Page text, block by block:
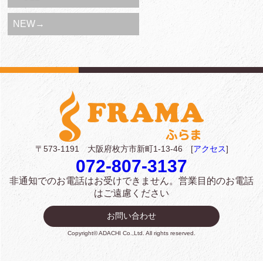
NEW→
〒573-1191 大阪府枚方市新町1-13-46 [アクセス]
072-807-3137
非通知でのお電話はお受けできません。 営業目的のお電話
はご遠慮ください
お問い合わせ
Copyright© ADACHI Co.,Ltd. All rights reserved.